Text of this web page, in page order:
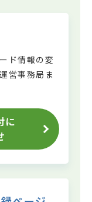
ド情報の変
運営事務局ま
に